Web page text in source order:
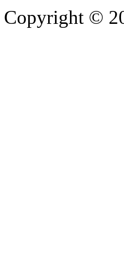
Copyright ©